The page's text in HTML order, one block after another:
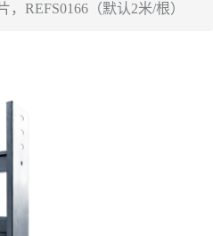
REFS0166（默认2米/根）